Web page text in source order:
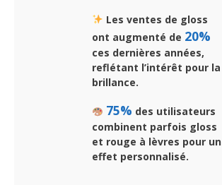
Les ventes de gloss
ont augmenté de 20%
ces dernières années,
reflétant l’intérêt pour la
brillance.
75% des utilisateurs
combinent parfois gloss
et rouge à lèvres pour un
effet personnalisé.